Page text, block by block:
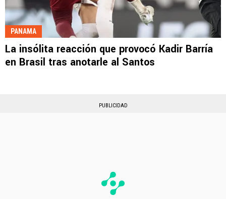
PANAMA
La insólita reacción que provocó Kadir Barría
en Brasil tras anotarle al Santos
PUBLICIDAD